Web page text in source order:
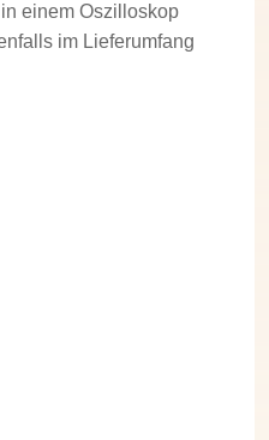
einem Oszilloskop
im Lieferumfang